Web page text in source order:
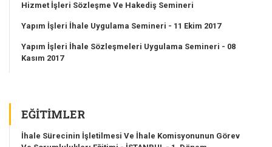
Hizmet İşleri Sözleşme Ve Hakediş Semineri
Yapım İşleri İhale Uygulama Semineri - 11 Ekim 2017
Yapım İşleri İhale Sözleşmeleri Uygulama Semineri - 08
Kasım 2017
EĞITIMLER
İhale Sürecinin İşletilmesi Ve İhale Komisyonunun Görev